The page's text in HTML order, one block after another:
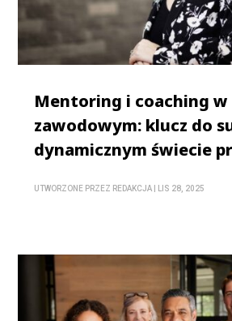
Mentoring i coaching
zawodowym: klucz do
dynamicznym świecie
UTWORZONE PRZEZ REDAKCJA LIS 28, 2025